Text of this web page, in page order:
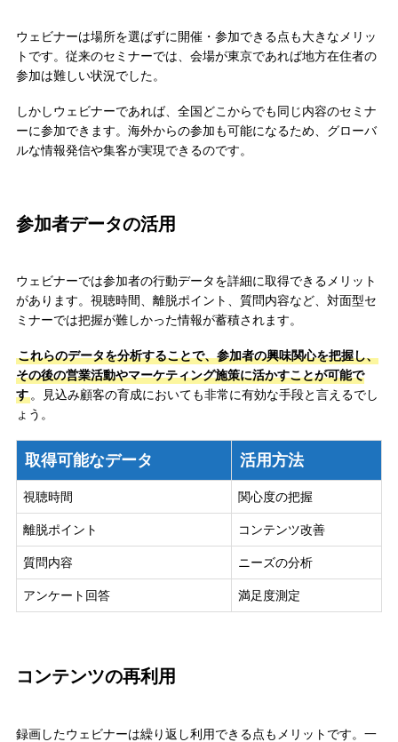
ウェビナーは場所を選ばずに開催・参加できる点も大きなメリッ
トです。従来のセミナーでは、会場が東京であれば地方在住者の
参加は難しい状況でした。
しかしウェビナーであれば、全国どこからでも同じ内容のセミナ
ーに参加できます。海外からの参加も可能になるため、グローバ
ルな情報発信や集客が実現できるのです。
参加者データの活用
ウェビナーでは参加者の行動データを詳細に取得できるメリット
があります。視聴時間、離脱ポイント、質問内容など、対面型セ
ミナーでは把握が難しかった情報が蓄積されます。
これらのデータを分析することで、参加者の興味関心を把握し、
その後の営業活動やマーケティング施策に活かすことが可能で
す。見込み顧客の育成においても非常に有効な手段と言えるでし
ょう。
取得可能なデータ 活用方法
視聴時間 関心度の把握
離脱ポイント コンテンツ改善
質問内容 ニーズの分析
アンケート回答 満足度測定
コンテンツの再利用
録画したウェビナーは繰り返し利用できる点もメリットです。一